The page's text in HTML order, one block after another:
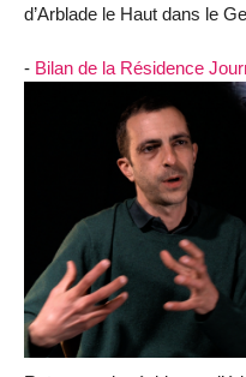
d’Arblade le Haut dans le
- Bilan de la Résidence